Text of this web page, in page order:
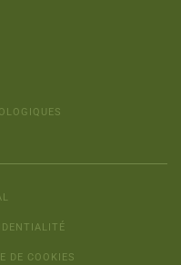
DE COOKIES